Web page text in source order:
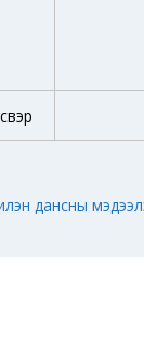
дансны